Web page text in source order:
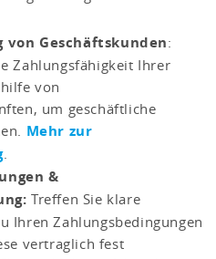
Geschäftskunden:
Zahlungsfähigkeit Ihrer
von
um geschäftliche
Mehr zur
.
&
Treffen Sie klare
Ihren Zahlungsbedingungen
vertraglich fest